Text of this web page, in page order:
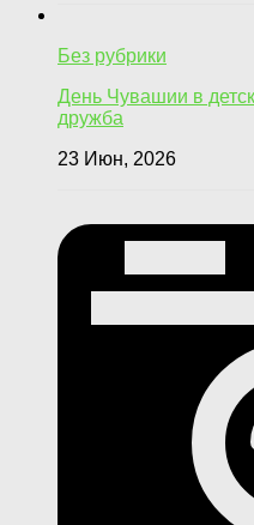
Без рубрики
День Чувашии в
дружба
23 Июн, 2026